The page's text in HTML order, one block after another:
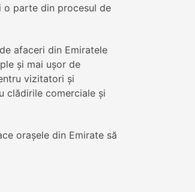
o parte din procesul de
afaceri din Emiratele
şi mai uşor de
vizitatori şi
clădirile comerciale şi
oraşele din Emirate să